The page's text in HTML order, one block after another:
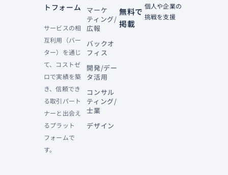
トフォーム
サービスの相
互利用（バー
ター）を通じ
て、コストゼ
ロで実績を築
き、信頼でき
る取引パート
ナーと出会え
るプラット
フォームで
す。
マーケ
ティング/
広報
バックオ
フィス
開発/デー
タ活用
コンサル
ティング/
士業
デザイン
無料で
掲載
個人や企業の
挑戦を支援